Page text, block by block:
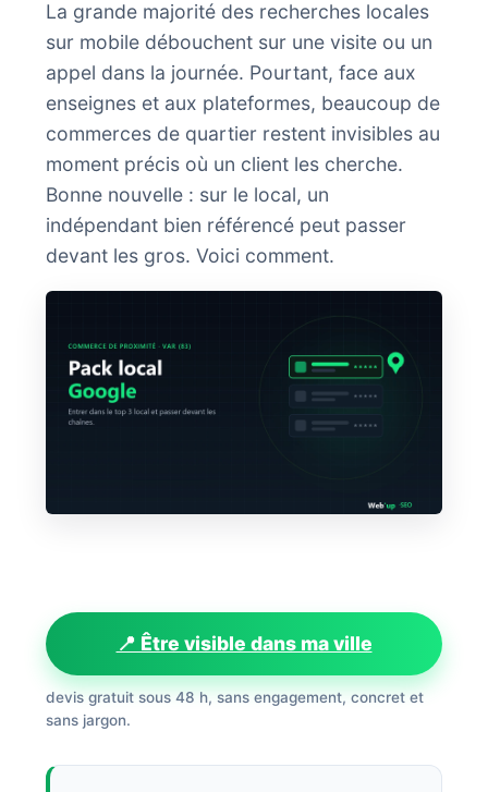
La grande majorité des recherches locales
sur mobile débouchent sur une visite ou un
appel dans la journée. Pourtant, face aux
enseignes et aux plateformes, beaucoup de
commerces de quartier restent invisibles au
moment précis où un client les cherche.
Bonne nouvelle : sur le local, un
indépendant bien référencé peut passer
devant les gros. Voici comment.
📍 Être visible dans ma ville
devis gratuit sous 48 h, sans engagement, concret et
sans jargon.